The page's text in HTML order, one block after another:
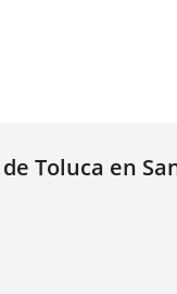
Toluca en